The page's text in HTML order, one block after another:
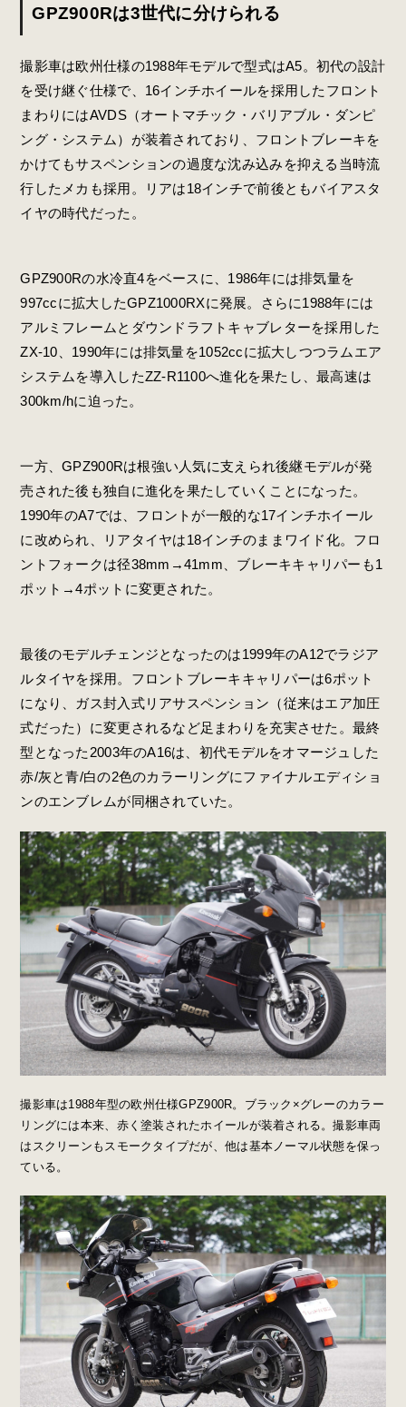
GPZ900Rは3世代に分けられる
撮影車は欧州仕様の1988年モデルで型式はA5。初代の設計
を受け継ぐ仕様で、16インチホイールを採用したフロント
まわりにはAVDS（オートマチック・バリアブル・ダンピ
ング・システム）が装着されており、フロントブレーキを
かけてもサスペンションの過度な沈み込みを抑える当時流
行したメカも採用。リアは18インチで前後ともバイアスタ
イヤの時代だった。
GPZ900Rの水冷直4をベースに、1986年には排気量を
997ccに拡大したGPZ1000RXに発展。さらに1988年には
アルミフレームとダウンドラフトキャブレターを採用した
ZX-10、1990年には排気量を1052ccに拡大しつつラムエア
システムを導入したZZ-R1100へ進化を果たし、最高速は
300km/hに迫った。
一方、GPZ900Rは根強い人気に支えられ後継モデルが発
売された後も独自に進化を果たしていくことになった。
1990年のA7では、フロントが一般的な17インチホイール
に改められ、リアタイヤは18インチのままワイド化。フロ
ントフォークは径38mm→41mm、ブレーキキャリパーも1
ポット→4ポットに変更された。
最後のモデルチェンジとなったのは1999年のA12でラジア
ルタイヤを採用。フロントブレーキキャリパーは6ポット
になり、ガス封入式リアサスペンション（従来はエア加圧
式だった）に変更されるなど足まわりを充実させた。最終
型となった2003年のA16は、初代モデルをオマージュした
赤/灰と青/白の2色のカラーリングにファイナルエディショ
ンのエンブレムが同梱されていた。
撮影車は1988年型の欧州仕様GPZ900R。ブラック×グレーのカラー
リングには本来、赤く塗装されたホイールが装着される。撮影車両
はスクリーンもスモークタイプだが、他は基本ノーマル状態を保っ
ている。